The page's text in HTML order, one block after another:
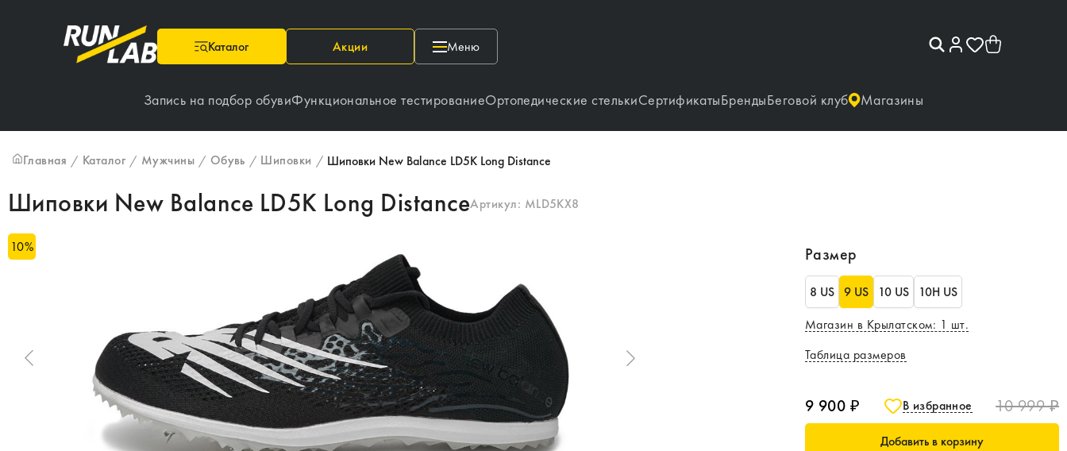
Каталог Акции Меню
Запись на подбор обувиФункциональное тестированиеОртопедические стелькиСертификатыБрендыБеговой клуб Магазины
Главная / Каталог / Мужчины / Обувь / Шиповки / Шиповки New Balance LD5K Long Distance
Шиповки New Balance LD5K Long DistanceАртикул: MLD5KX8
10% Размер
8 US 9 US 10 US
10H US
Магазин в Крылатском: 1 шт.
Таблица размеров
9 900 ₽ В избранное 10 999 ₽
Добавить в корзину